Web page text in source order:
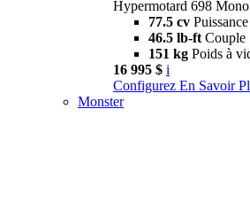
Hypermotard 698
77.5 cv Puissance
46.5 lb-ft Couple
151 kg Poids à
16 995 $ i
Configurez En Savoir
Monster